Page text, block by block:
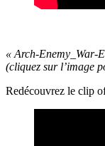
« Arch-Enemy_War-
(cliquez sur l’image
Redécouvrez le clip